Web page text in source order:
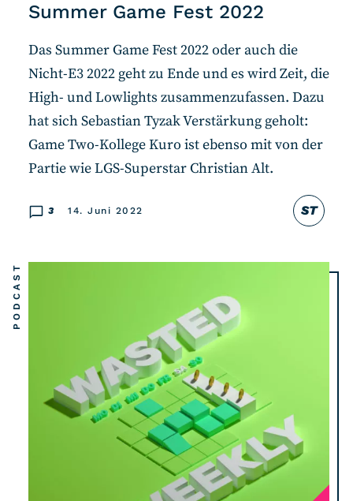
Summer Game Fest 2022
ST
3 14. Juni 2022
Das Summer Game Fest 2022 oder auch die
Nicht-E3 2022 geht zu Ende und es wird Zeit, die
High- und Lowlights zusammenzufassen. Dazu
hat sich Sebastian Tyzak Verstärkung geholt:
Game Two-Kollege Kuro ist ebenso mit von der
Partie wie LGS-Superstar Christian Alt.
PODCAST